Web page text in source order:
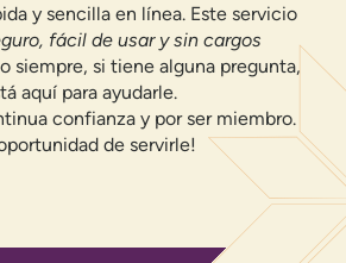
ID de NMLS 500583
Asegurado federalmente por la
NCUA
Igualdad de oportunidades de
y sencilla en línea. Este servicio
fácil de usar y sin cargos
siempre, si tiene alguna pregunta,
aquí para ayudarle.
confianza y por ser miembro.
de servirle!
Utilizamos cookies e
la navegación del sitio,
nuestro sitio y respaldar
Para obtener más
recopilamos, usamos y
visite nuestrapolítica de